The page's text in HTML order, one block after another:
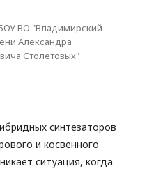
ВО "Владимирский
Александра
Столетовых"
синтезаторов
и косвенного
ситуация, когда